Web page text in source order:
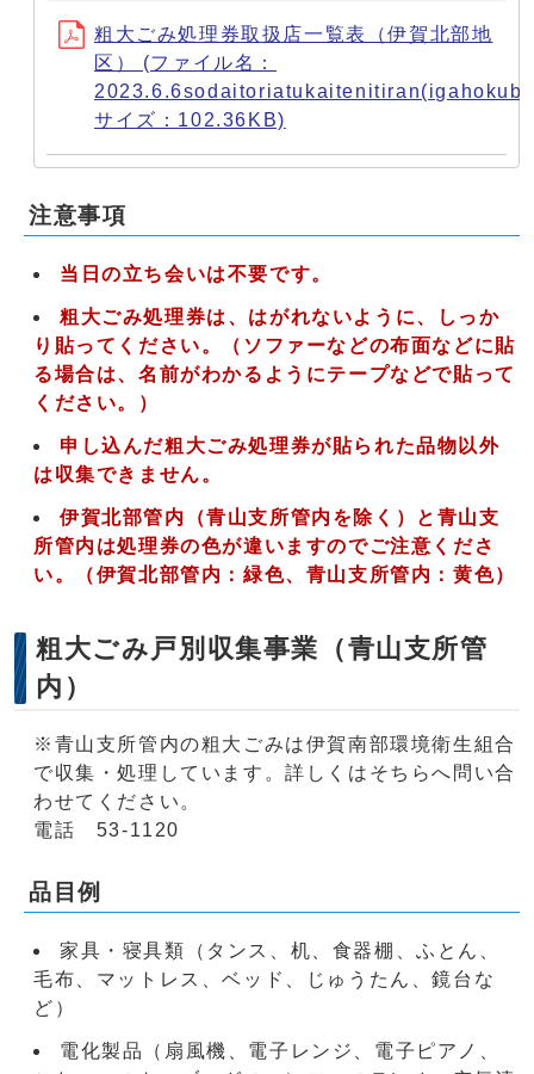
粗大ごみ処理券取扱店一覧表（伊賀北部地
区） (ファイル名：
サイズ：102.36KB)
注意事項
当日の立ち会いは不要です。
粗大ごみ処理券は、はがれないように、しっか
り貼ってください。
（ソファーなどの布面などに貼
る場合は、名前がわかるようにテープなどで貼って
ください。）
申し込んだ粗大ごみ処理券が貼られた品物以外
は収集できません。
伊賀北部管内（青山支所管内を除く）と青山支
所管内は処理券の色が違いますのでご注意くださ
い。（伊賀北部管内：緑色、 青山支所管内：黄色）
粗大ごみ戸別収集事業（青山支所管
内）
※青山支所管内の粗大ごみは伊賀南部環境衛生組合
で収集・処理しています。詳しくはそちらへ問い合
わせてください。
電話 53-1120
品目例
家具・寝具類（タンス、机、食器棚、ふとん、
毛布、マットレス、ベッド、じゅうたん、鏡台な
ど）
電化製品（扇風機、電子レンジ、電子ピアノ、